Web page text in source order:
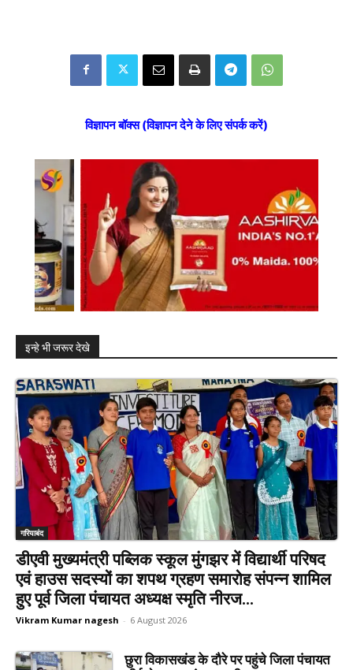
विज्ञापन बॉक्स (विज्ञापन देने के लिए संपर्क करें)
इन्हे भी जरूर देखे
गरियाबंद
डीएवी मुख्यमंत्री पब्लिक स्कूल मुंगझर में विद्यार्थी परिषद
एवं हाउस सदस्यों का शपथ ग्रहण समारोह संपन्न शामिल
हुए पूर्व जिला पंचायत अध्यक्ष स्मृति नीरज...
Vikram Kumar nagesh - 6 August 2026
छुरा विकासखंड के दौरे पर पहुंचे जिला पंचायत